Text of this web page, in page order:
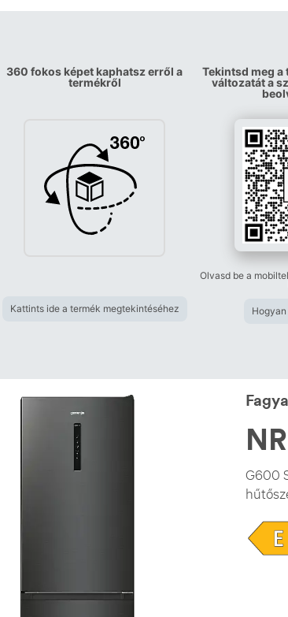
360 fokos képet kaphatsz erről a
termékről
Kattints ide a termék megtekintéséhez
Tekintsd meg a
változatát a
Olvasd be a
G600